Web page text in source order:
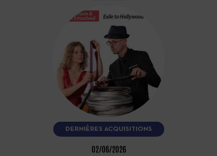
DERNIÈRES ACQUISITIONS
02/06/2026